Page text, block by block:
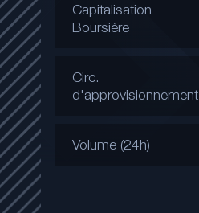
Capitalisation
Boursière
Circ.
d'approvisionnement
Volume (24h)